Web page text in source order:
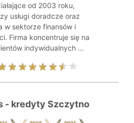
od 2003 roku,
usługi doradcze oraz
w sektorze finansów i
Firma koncentruje się na
indywidualnych ...
- kredyty Szczytno